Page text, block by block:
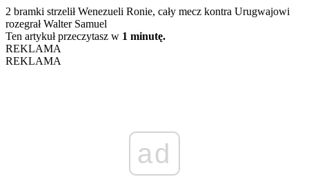
2 bramki strzelił Wenezueli Ronie, cały mecz kontra Urugwajowi
rozegrał Walter Samuel
Ten artykuł przeczytasz w 1 minutę.
REKLAMA
REKLAMA
ad